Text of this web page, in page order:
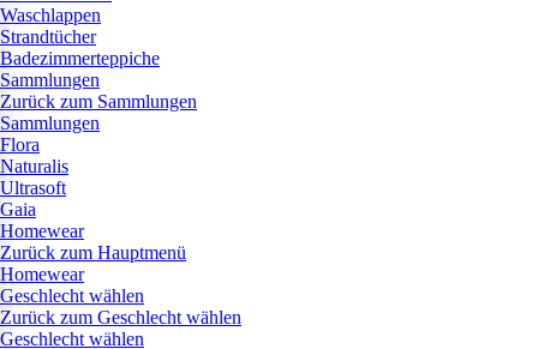
Waschlappen
Strandtücher
Badezimmerteppiche
Sammlungen
Zurück zum Sammlungen
Sammlungen
Flora
Naturalis
Ultrasoft
Gaia
Homewear
Zurück zum Hauptmenü
Homewear
Geschlecht wählen
Zurück zum Geschlecht wählen
Geschlecht wählen